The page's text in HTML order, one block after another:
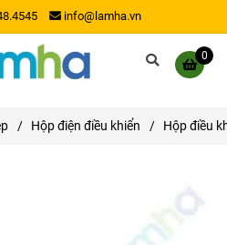
info@lamha.vn
0
/ Hộp điện điều khiển / Hộp điều